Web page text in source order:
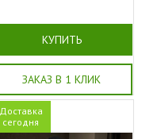
КУПИТЬ
ЗАКАЗ В 1 КЛИК
Доставка
сегодня